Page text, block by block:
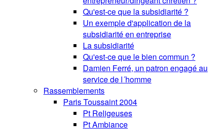
Qu'est-ce que la subsidiarité ?
Un exemple d'application de la
subsidiarité en entreprise
La subsidiarité
Qu'est-ce que le bien commun ?
Damien Ferré, un patron engagé au
service de l´homme
Rassemblements
Paris Toussaint 2004
Pt Religeuses
Pt Ambiance